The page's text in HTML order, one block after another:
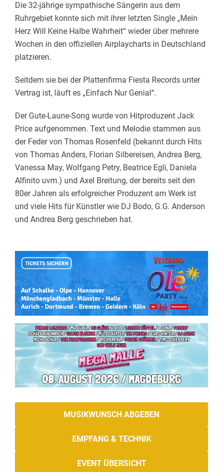
Die 32-jährige sympathische Sängerin aus dem
Ruhrgebiet konnte sich mit ihrer letzten Single „Mein
Herz Will Keine Halbe Wahrheit“ wieder über mehrere
Wochen in den offiziellen Airplaycharts in Deutschland
platzieren.
Seitdem sie bei der Plattenfirma Fiesta Records unter
Vertrag ist, läuft es „Einfach Nur Genial“.
Der Gute-Laune-Song wurde von Hitproduzent Jack
Price aufgenommen. Text und Melodie stammen aus
der Feder von Thomas Rosenfeld (bekannt durch Hits
von Thomas Anders, Florian Silbereisen, Andrea Berg,
Vanessa May, Wolfgang Petry, Beatrice Egli, Daniela
Alfinito uvm.) und Axel Breitung, der bereits seit den
80er Jahren als erfolgreicher Produzent am Werk ist
und viele Hits für Künstler wie DJ Bodo, G.G. Anderson
und Andrea Berg geschrieben hat.
MUSIKWUNSCH ABGEBEN
EMPFANG & TECHNIK
EVENT ÜBERSICHT